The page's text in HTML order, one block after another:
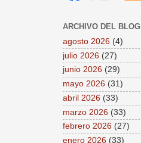
ARCHIVO DEL BLOG
agosto 2026 (4)
julio 2026 (27)
junio 2026 (29)
mayo 2026 (31)
abril 2026 (33)
marzo 2026 (33)
febrero 2026 (27)
enero 2026 (33)